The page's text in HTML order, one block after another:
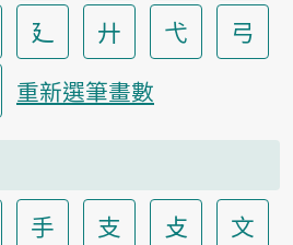
廴 廾 弋
弓
重新選筆畫數
手 支 攴
文